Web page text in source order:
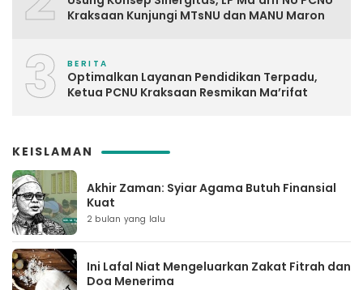
Kraksaan Kunjungi MTsNU dan MANU Maron
3 BERITA
Optimalkan Layanan Pendidikan Terpadu,
Ketua PCNU Kraksaan Resmikan Ma’rifat
KEISLAMAN
Akhir Zaman: Syiar Agama Butuh Finansial
Kuat
2 bulan yang lalu
Ini Lafal Niat Mengeluarkan Zakat Fitrah dan
Doa Menerima